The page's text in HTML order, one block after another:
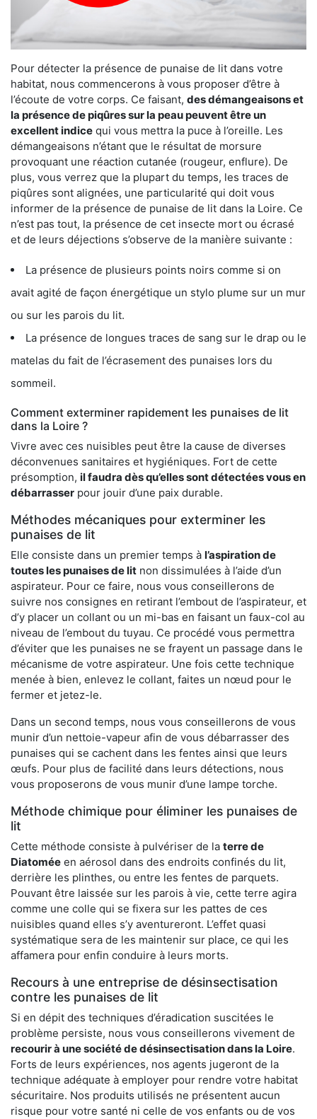
Pour détecter la présence de punaise de lit dans votre
habitat, nous commencerons à vous proposer d’être à
l’écoute de votre corps. Ce faisant, des démangeaisons et
la présence de piqûres sur la peau peuvent être un
excellent indice qui vous mettra la puce à l’oreille. Les
démangeaisons n’étant que le résultat de morsure
provoquant une réaction cutanée (rougeur, enflure). De
plus, vous verrez que la plupart du temps, les traces de
piqûres sont alignées, une particularité qui doit vous
informer de la présence de punaise de lit dans la Loire. Ce
n’est pas tout, la présence de cet insecte mort ou écrasé
et de leurs déjections s’observe de la manière suivante :
La présence de plusieurs points noirs comme si on
avait agité de façon énergétique un stylo plume sur un mur
ou sur les parois du lit.
La présence de longues traces de sang sur le drap ou le
matelas du fait de l’écrasement des punaises lors du
sommeil.
Comment exterminer rapidement les punaises de lit
dans la Loire ?
Vivre avec ces nuisibles peut être la cause de diverses
déconvenues sanitaires et hygiéniques. Fort de cette
présomption, il faudra dès qu’elles sont détectées vous en
débarrasser pour jouir d’une paix durable.
Méthodes mécaniques pour exterminer les
punaises de lit
Elle consiste dans un premier temps à l’aspiration de
toutes les punaises de lit non dissimulées à l’aide d’un
aspirateur. Pour ce faire, nous vous conseillerons de
suivre nos consignes en retirant l’embout de l’aspirateur, et
d’y placer un collant ou un mi-bas en faisant un faux-col au
niveau de l’embout du tuyau. Ce procédé vous permettra
d’éviter que les punaises ne se frayent un passage dans le
mécanisme de votre aspirateur. Une fois cette technique
menée à bien, enlevez le collant, faites un nœud pour le
fermer et jetez-le.
Dans un second temps, nous vous conseillerons de vous
munir d’un nettoie-vapeur afin de vous débarrasser des
punaises qui se cachent dans les fentes ainsi que leurs
œufs. Pour plus de facilité dans leurs détections, nous
vous proposerons de vous munir d’une lampe torche.
Méthode chimique pour éliminer les punaises de
lit
Cette méthode consiste à pulvériser de la terre de
Diatomée en aérosol dans des endroits confinés du lit,
derrière les plinthes, ou entre les fentes de parquets.
Pouvant être laissée sur les parois à vie, cette terre agira
comme une colle qui se fixera sur les pattes de ces
nuisibles quand elles s’y aventureront. L’effet quasi
systématique sera de les maintenir sur place, ce qui les
affamera pour enfin conduire à leurs morts.
Recours à une entreprise de désinsectisation
contre les punaises de lit
Si en dépit des techniques d’éradication suscitées le
problème persiste, nous vous conseillerons vivement de
recourir à une société de désinsectisation dans la Loire.
Forts de leurs expériences, nos agents jugeront de la
technique adéquate à employer pour rendre votre habitat
sécuritaire. Nos produits utilisés ne présentent aucun
risque pour votre santé ni celle de vos enfants ou de vos